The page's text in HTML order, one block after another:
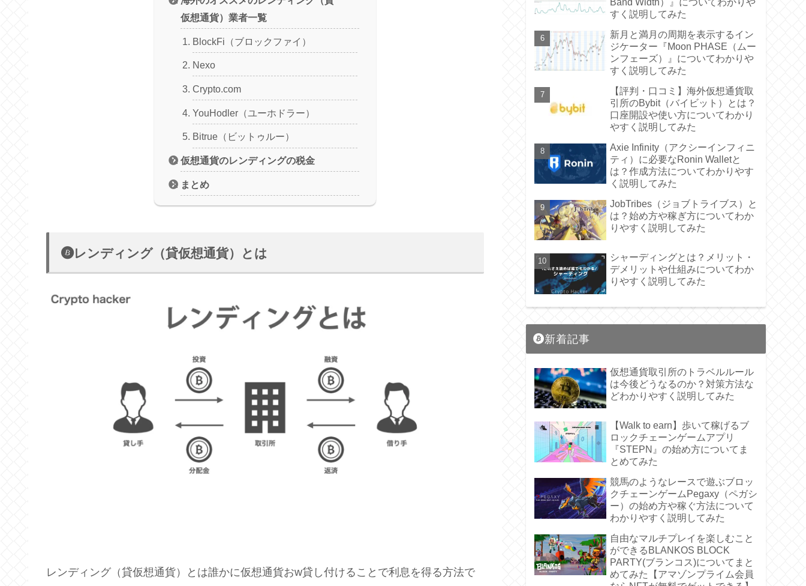
仮想通貨）業者一覧
BlockFi（ブロックファイ）
Nexo
Crypto.com
YouHodler（ユーホドラー）
Bitrue（ビットゥルー）
仮想通貨のレンディングの税金
まとめ
レンディング（貸仮想通貨）とは
レンディング（貸仮想通貨）とは誰かに仮想通貨おw貸し付けることで利息を得る方法で
すく説明してみた
新月と満月の周期を表示するイン
ジケーター『Moon PHASE（ムー
ンフェーズ）』についてわかりや
すく説明してみた
【評判・口コミ】海外仮想通貨取
引所のBybit（バイビット）とは？
口座開設や使い方についてわかり
やすく説明してみた
Axie Infinity（アクシーインフィニ
ティ）に必要なRonin Walletと
は？作成方法についてわかりやす
く説明してみた
JobTribes（ジョブトライブス）と
は？始め方や稼ぎ方についてわか
りやすく説明してみた
シャーディングとは？メリット・
デメリットや仕組みについてわか
りやすく説明してみた
新着記事
仮想通貨取引所のトラベルルール
は今後どうなるのか？対策方法な
どわかりやすく説明してみた
【Walk to earn】歩いて稼げるブ
ロックチェーンゲームアプリ
『STEPN』の始め方についてま
とめてみた
競馬のようなレースで遊ぶブロッ
クチェーンゲームPegaxy（ペガシ
ー）の始め方や稼ぐ方法について
わかりやすく説明してみた
自由なマルチプレイを楽しむこと
ができるBLANKOS BLOCK
PARTY(ブランコス)についてまと
めてみた【アマゾンプライム会員